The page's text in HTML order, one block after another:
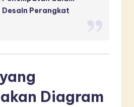
Desain Perangkat
Diagram